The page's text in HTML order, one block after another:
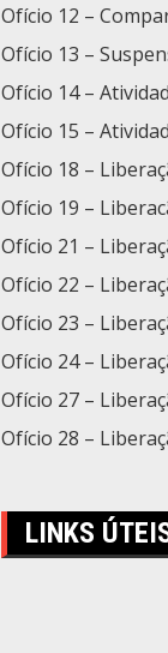
Ofício 12 –
Ofício 13 –
Ofício 14 –
Ofício 15 –
Ofício 18 –
Ofício 19 –
Ofício 21 –
Ofício 22 –
Ofício 23 –
Ofício 24 –
Ofício 27 –
Ofício 28 –
LINKS